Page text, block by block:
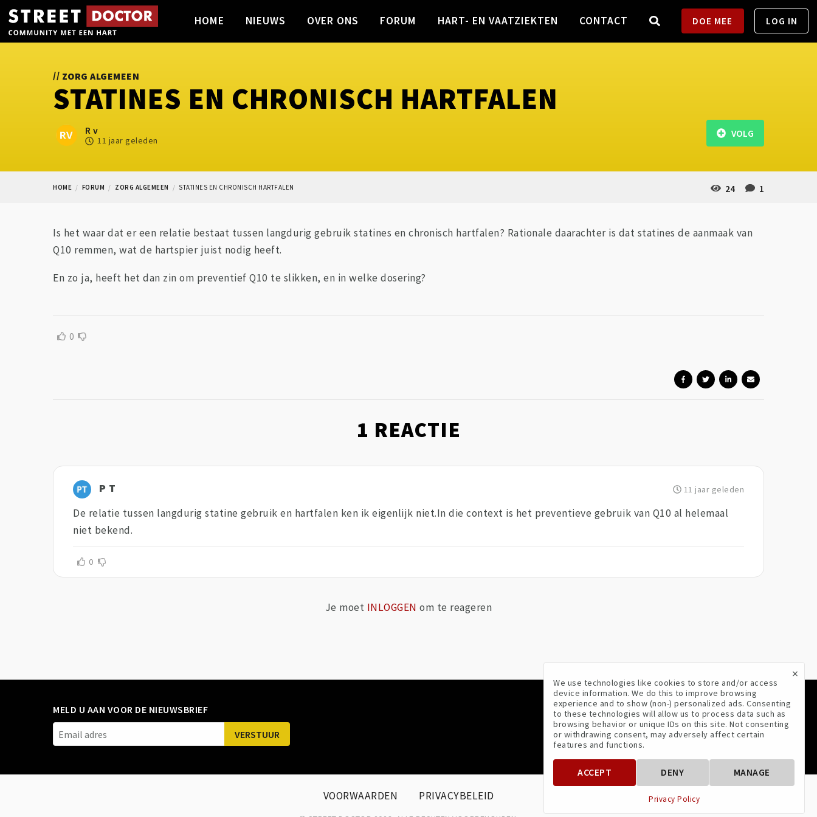
HOME NIEUWS OVER ONS FORUM HART- EN VAATZIEKTEN CONTACT DOE MEE LOG IN
// ZORG ALGEMEEN
STATINES EN CHRONISCH HARTFALEN
R v
11 jaar geleden
24 1
VOLG
HOME FORUM ZORG ALGEMEEN STATINES EN CHRONISCH HARTFALEN
Is het waar dat er een relatie bestaat tussen langdurig gebruik statines en chronisch hartfalen? Rationale daarachter is dat statines de aanmaak van
Q10 remmen, wat de hartspier juist nodig heeft.
En zo ja, heeft het dan zin om preventief Q10 te slikken, en in welke dosering?
0
1 REACTIE
P T 11 jaar geleden
De relatie tussen langdurig statine gebruik en hartfalen ken ik eigenlijk niet.In die context is het preventieve gebruik van Q10 al helemaal
niet bekend.
0
Je moet INLOGGEN om te reageren
MELD U AAN VOOR DE NIEUWSBRIEF VOLG ONS
VOORWAARDEN PRIVACYBELEID
×
We use technologies like cookies to store and/or access
device information. We do this to improve browsing
experience and to show (non-) personalized ads. Consenting
to these technologies will allow us to process data such as
browsing behavior or unique IDs on this site. Not consenting
or withdrawing consent, may adversely affect certain
features and functions.
ACCEPT DENY MANAGE
Privacy Policy